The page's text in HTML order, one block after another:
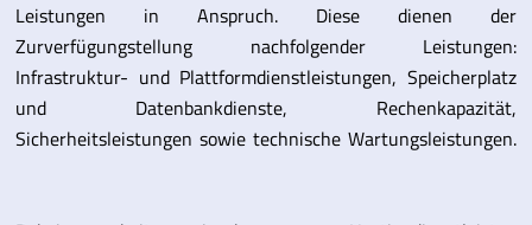
Leistungen in Anspruch. Diese dienen der
Zurverfügungstellung nachfolgender Leistungen:
Infrastruktur- und Plattformdienstleistungen, Speicherplatz
und Datenbankdienste, Rechenkapazität,
Sicherheitsleistungen sowie technische Wartungsleistungen.